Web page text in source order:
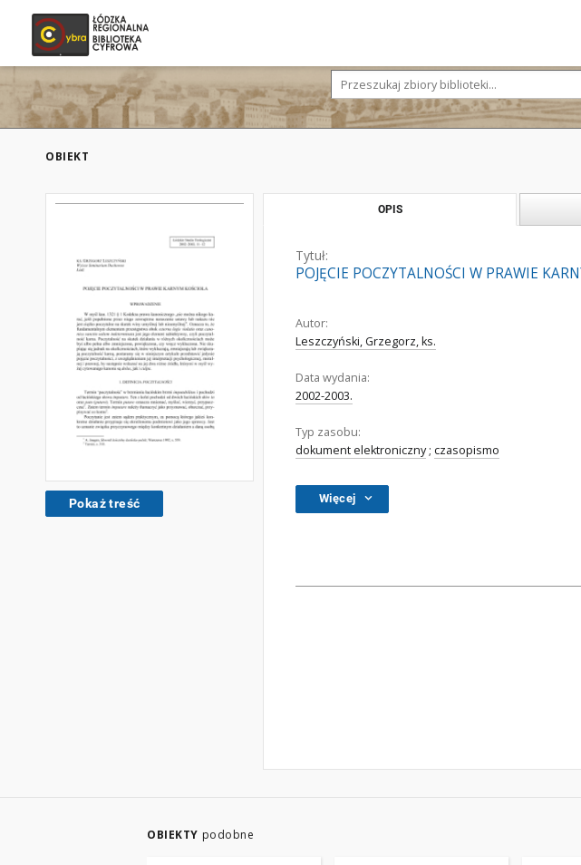
OBIEKT
Pokaż treść
OPIS
Tytuł:
POJĘCIE POCZYTALNOŚCI W PRAWIE
Autor:
Leszczyński, Grzegorz, ks.
Data wydania:
2002-2003.
Typ zasobu:
dokument elektroniczny; czasopismo
Więcej
OBIEKTY podobne